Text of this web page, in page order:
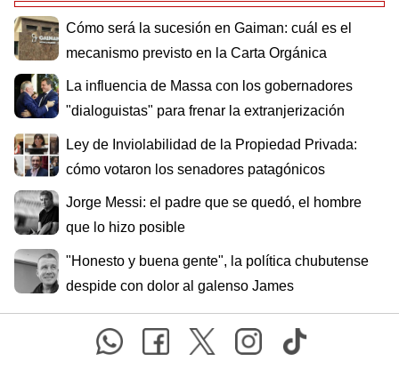
Cómo será la sucesión en Gaiman: cuál es el
mecanismo previsto en la Carta Orgánica
La influencia de Massa con los gobernadores
"dialoguistas" para frenar la extranjerización
Ley de Inviolabilidad de la Propiedad Privada:
cómo votaron los senadores patagónicos
Jorge Messi: el padre que se quedó, el hombre
que lo hizo posible
"Honesto y buena gente", la política chubutense
despide con dolor al galenso James